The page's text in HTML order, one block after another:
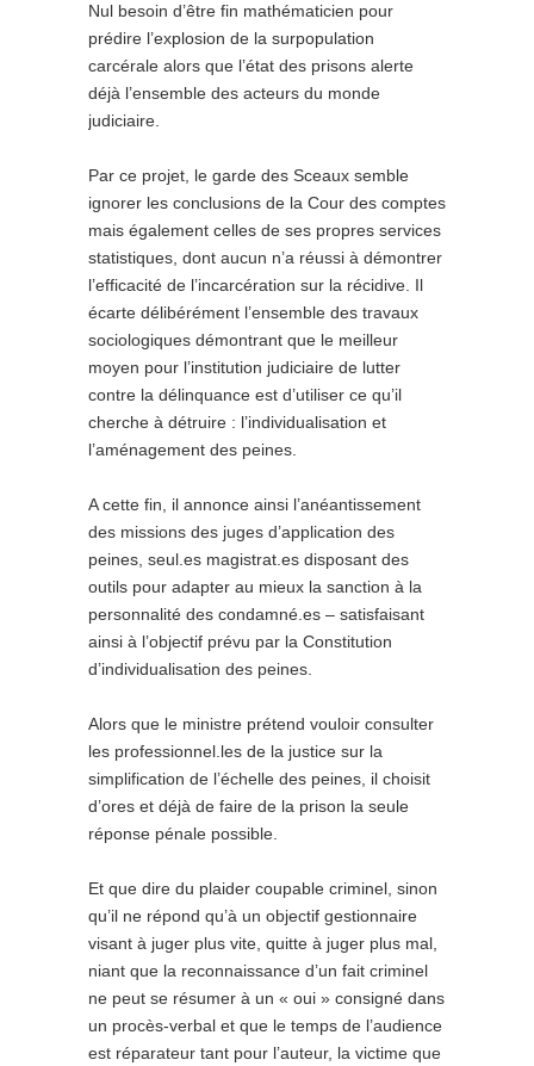
Nul besoin d’être fin mathématicien pour
prédire l’explosion de la surpopulation
carcérale alors que l’état des prisons alerte
déjà l’ensemble des acteurs du monde
judiciaire.
Par ce projet, le garde des Sceaux semble
ignorer les conclusions de la Cour des comptes
mais également celles de ses propres services
statistiques, dont aucun n’a réussi à démontrer
l’efficacité de l’incarcération sur la récidive. Il
écarte délibérément l’ensemble des travaux
sociologiques démontrant que le meilleur
moyen pour l’institution judiciaire de lutter
contre la délinquance est d’utiliser ce qu’il
cherche à détruire : l’individualisation et
l’aménagement des peines.
A cette fin, il annonce ainsi l’anéantissement
des missions des juges d’application des
peines, seul.es magistrat.es disposant des
outils pour adapter au mieux la sanction à la
personnalité des condamné.es – satisfaisant
ainsi à l’objectif prévu par la Constitution
d’individualisation des peines.
Alors que le ministre prétend vouloir consulter
les professionnel.les de la justice sur la
simplification de l’échelle des peines, il choisit
d’ores et déjà de faire de la prison la seule
réponse pénale possible.
Et que dire du plaider coupable criminel, sinon
qu’il ne répond qu’à un objectif gestionnaire
visant à juger plus vite, quitte à juger plus mal,
niant que la reconnaissance d’un fait criminel
ne peut se résumer à un « oui » consigné dans
un procès-verbal et que le temps de l’audience
est réparateur tant pour l’auteur, la victime que